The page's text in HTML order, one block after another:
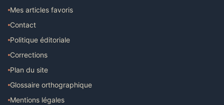
Mes articles favoris
Contact
Politique éditoriale
Corrections
Plan du site
Glossaire orthographique
Mentions légales